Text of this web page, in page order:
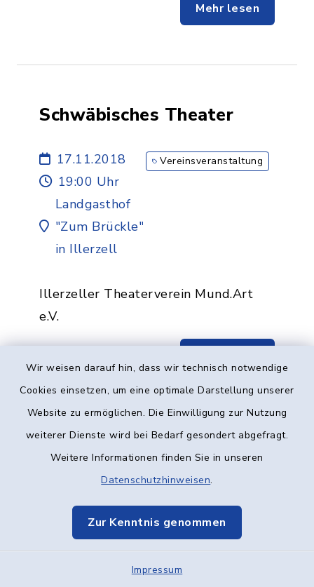
Wir weisen darauf hin, dass wir technisch notwendige
Cookies einsetzen, um eine optimale Darstellung unserer
Website zu ermöglichen. Die Einwilligung zur Nutzung
weiterer Dienste wird bei Bedarf gesondert abgefragt.
Weitere Informationen finden Sie in unseren
Datenschutzhinweisen.
Zur Kenntnis genommen
Impressum
Mehr lesen
Schwäbisches Theater
17.11.2018
19:00 Uhr
Landgasthof
"Zum Brückle"
in Illerzell
Vereinsveranstaltung
Illerzeller Theaterverein Mund.Art
e.V.
50 Jahre Erinnerungen an
die Zukunft von und mit
Erich von Däniken
17.11.2018
19:00 Uhr
Kulturzentrum "Wolfgang-
Eychmüller-Haus"